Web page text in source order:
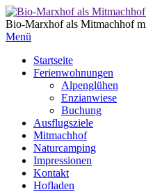
Bio-Marxhof als Mitmachhof
Menü
Startseite
Ferienwohnungen
Alpenglühen
Enzianwiese
Buchung
Ausflugsziele
Mitmachhof
Naturcamping
Impressionen
Kontakt
Hofladen